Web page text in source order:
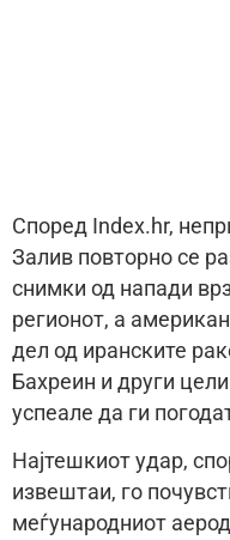
Според Index.hr,
Залив повторно се
снимки од напади
регионот, а
дел од иранските
Бахреин и други
успеале да ги
Најтешкиот удар,
извештаи, го
меѓународниот